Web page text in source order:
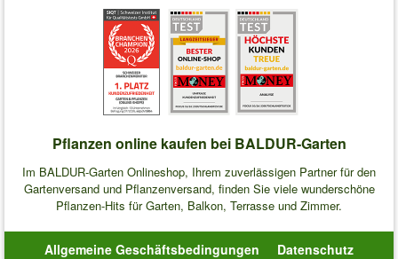
Pflanzen online kaufen bei BALDUR-Garten
Im BALDUR-Garten Onlineshop, Ihrem zuverlässigen Partner für den
Gartenversand und Pflanzenversand, finden Sie viele wunderschöne
Pflanzen-Hits für Garten, Balkon, Terrasse und Zimmer.
Allgemeine Geschäftsbedingungen Datenschutz